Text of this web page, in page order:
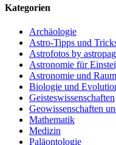
Kategorien
Archäologie
Astro-Tipps und
Astrofotos by
Astronomie für
Astronomie und
Biologie und
Geisteswissenschaften
Geowissenschaften
Mathematik
Medizin
Paläontologie